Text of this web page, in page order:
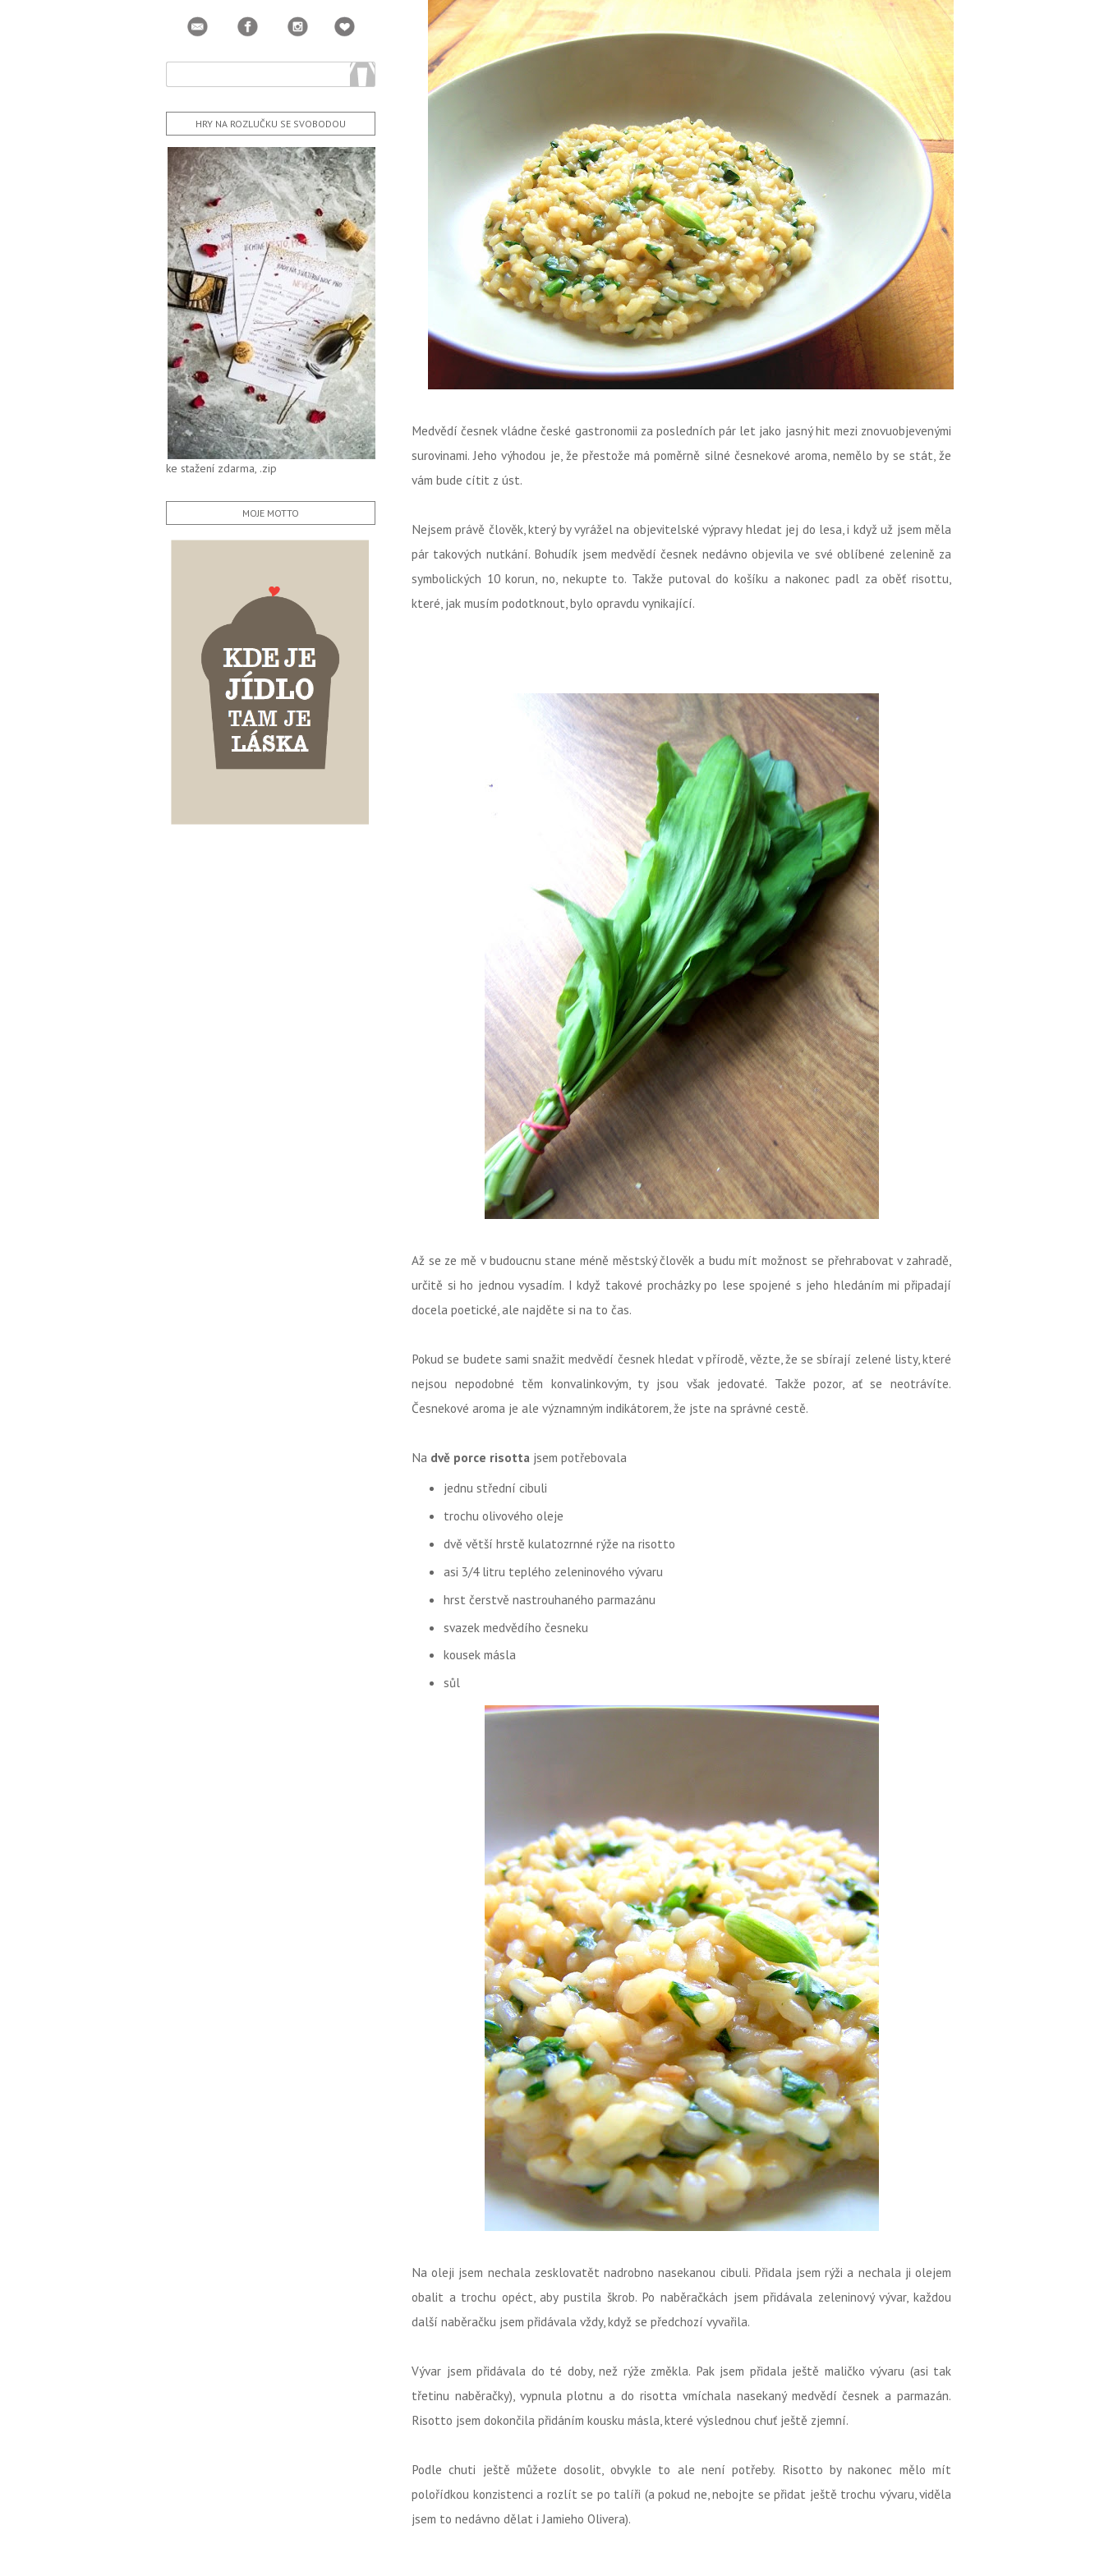
Medvědí česnek vládne české gastronomii za posledních pár let jako jasný hit mezi znovuobjevenými
surovinami. Jeho výhodou je, že přestože má poměrně silné česnekové aroma, nemělo by se stát, že
vám bude cítit z úst.
Nejsem právě člověk, který by vyrážel na objevitelské výpravy hledat jej do lesa, i když už jsem měla
pár takových nutkání. Bohudík jsem medvědí česnek nedávno objevila ve své oblíbené zelenině za
symbolických 10 korun, no, nekupte to. Takže putoval do košíku a nakonec padl za oběť risottu,
které, jak musím podotknout, bylo opravdu vynikající.
Až se ze mě v budoucnu stane méně městský člověk a budu mít možnost se přehrabovat v zahradě,
určitě si ho jednou vysadím. I když takové procházky po lese spojené s jeho hledáním mi připadají
docela poetické, ale najděte si na to čas.
Pokud se budete sami snažit medvědí česnek hledat v přírodě, vězte, že se sbírají zelené listy, které
nejsou nepodobné těm konvalinkovým, ty jsou však jedovaté. Takže pozor, ať se neotrávíte.
Česnekové aroma je ale významným indikátorem, že jste na správné cestě.
Na dvě porce risotta jsem potřebovala
jednu střední cibuli
trochu olivového oleje
dvě větší hrstě kulatozrnné rýže na risotto
asi 3/4 litru teplého zeleninového vývaru
hrst čerstvě nastrouhaného parmazánu
svazek medvědího česneku
kousek másla
sůl
Na oleji jsem nechala zesklovatět nadrobno nasekanou cibuli. Přidala jsem rýži a nechala ji olejem
obalit a trochu opéct, aby pustila škrob. Po naběračkách jsem přidávala zeleninový vývar, každou
další naběračku jsem přidávala vždy, když se předchozí vyvařila.
Vývar jsem přidávala do té doby, než rýže změkla. Pak jsem přidala ještě maličko vývaru (asi tak
třetinu naběračky), vypnula plotnu a do risotta vmíchala nasekaný medvědí česnek a parmazán.
Risotto jsem dokončila přidáním kousku másla, které výslednou chuť ještě zjemní.
Podle chuti ještě můžete dosolit, obvykle to ale není potřeby. Risotto by nakonec mělo mít
polořídkou konzistenci a rozlít se po talíři (a pokud ne, nebojte se přidat ještě trochu vývaru, viděla
jsem to nedávno dělat i Jamieho Olivera).
HRY NA ROZLUČKU SE SVOBODOU
ke stažení zdarma, .zip
MOJE MOTTO